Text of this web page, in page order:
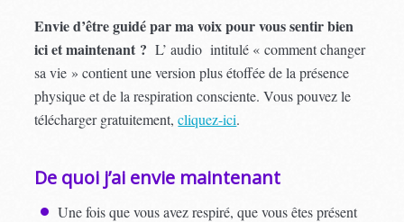
Envie d’être guidé par ma voix pour vous sentir bien
ici et maintenant ? L’ audio intitulé « comment changer
sa vie » contient une version plus étoffée de la présence
physique et de la respiration consciente. Vous pouvez le
télécharger gratuitement,cliquez-ici.
De quoi j’ai envie maintenant
Une fois que vous avez respiré, que vous êtes présent